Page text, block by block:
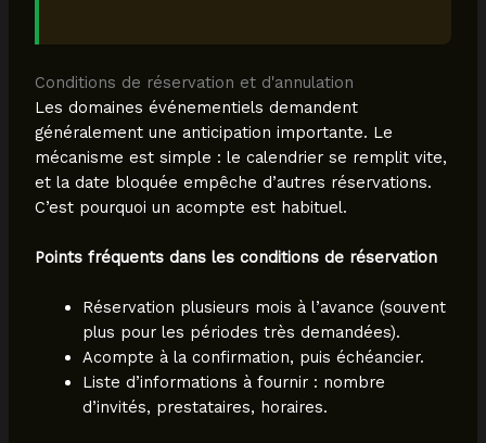
Conditions de réservation et d'annulation
Les domaines événementiels demandent
généralement une anticipation importante. Le
mécanisme est simple : le calendrier se remplit vite,
et la date bloquée empêche d’autres réservations.
C’est pourquoi un acompte est habituel.
Points fréquents dans les conditions de réservation
Réservation plusieurs mois à l’avance (souvent
plus pour les périodes très demandées).
Acompte à la confirmation, puis échéancier.
Liste d’informations à fournir : nombre
d’invités, prestataires, horaires.